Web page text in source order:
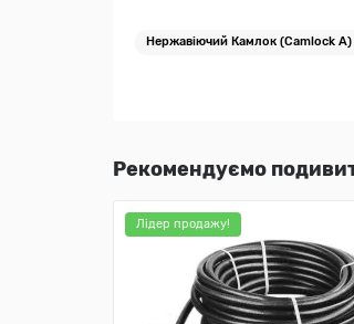
Нержавіючий Камлок (Camlock
Рекомендуємо
Лідер продажу!